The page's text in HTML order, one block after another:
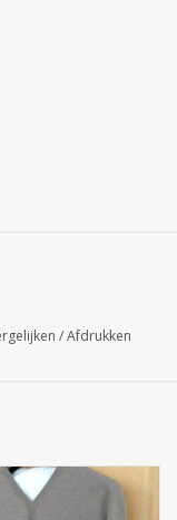
teruggenomen
/Afdrukken